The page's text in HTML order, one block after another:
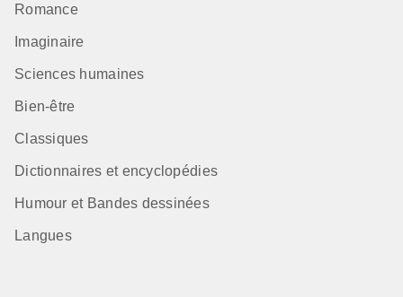
Romance
Imaginaire
Sciences humaines
Bien-être
Classiques
Dictionnaires et encyclopédies
Humour et Bandes dessinées
Langues